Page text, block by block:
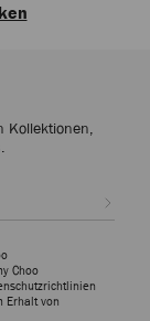
Anlass.
– sowie die Ixia
skulpturaler
Slipper sind ein
Kollektionen,
Choo
Erhalt von